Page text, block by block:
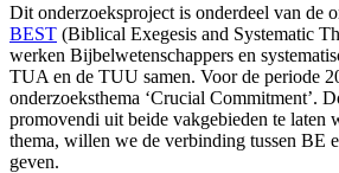
Dit onderzoeksproject is onderdeel van de
BEST (Biblical Exegesis and Systematic
werken Bijbelwetenschappers en
TUA en de TUU samen. Voor de periode
onderzoeksthema ‘Crucial Commitment’.
promovendi uit beide vakgebieden te laten
thema, willen we de verbinding tussen BE
geven.